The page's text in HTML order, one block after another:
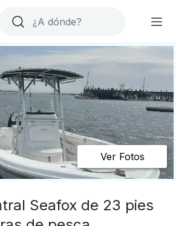
Ver Fotos
Seafox de 23 pies